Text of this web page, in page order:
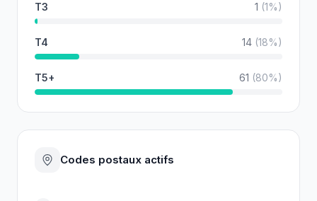
T3 1 (1%)
T4 14 (18%)
T5+ 61 (80%)
Codes postaux actifs